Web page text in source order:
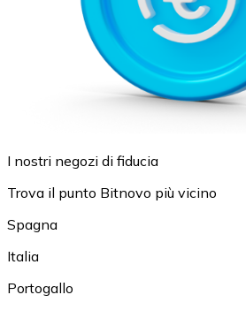
I nostri negozi di fiducia
Trova il punto Bitnovo più vicino
Spagna
Italia
Portogallo